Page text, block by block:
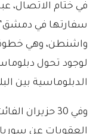
في ختام الاتصال،
سفارتها في
واشنطن، وهي خطوة
لوجود تحول
الدبلوماسية بين
وفي 30
العقوبات عن